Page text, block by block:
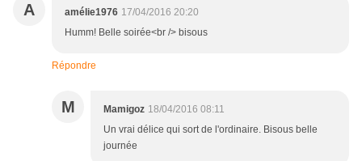
A amélie1976 17/04/2016 20:20
Humm! Belle soirée<br /> bisous
Répondre
M Mamigoz 18/04/2016 08:11
Un vrai délice qui sort de l'ordinaire. Bisous belle
journée